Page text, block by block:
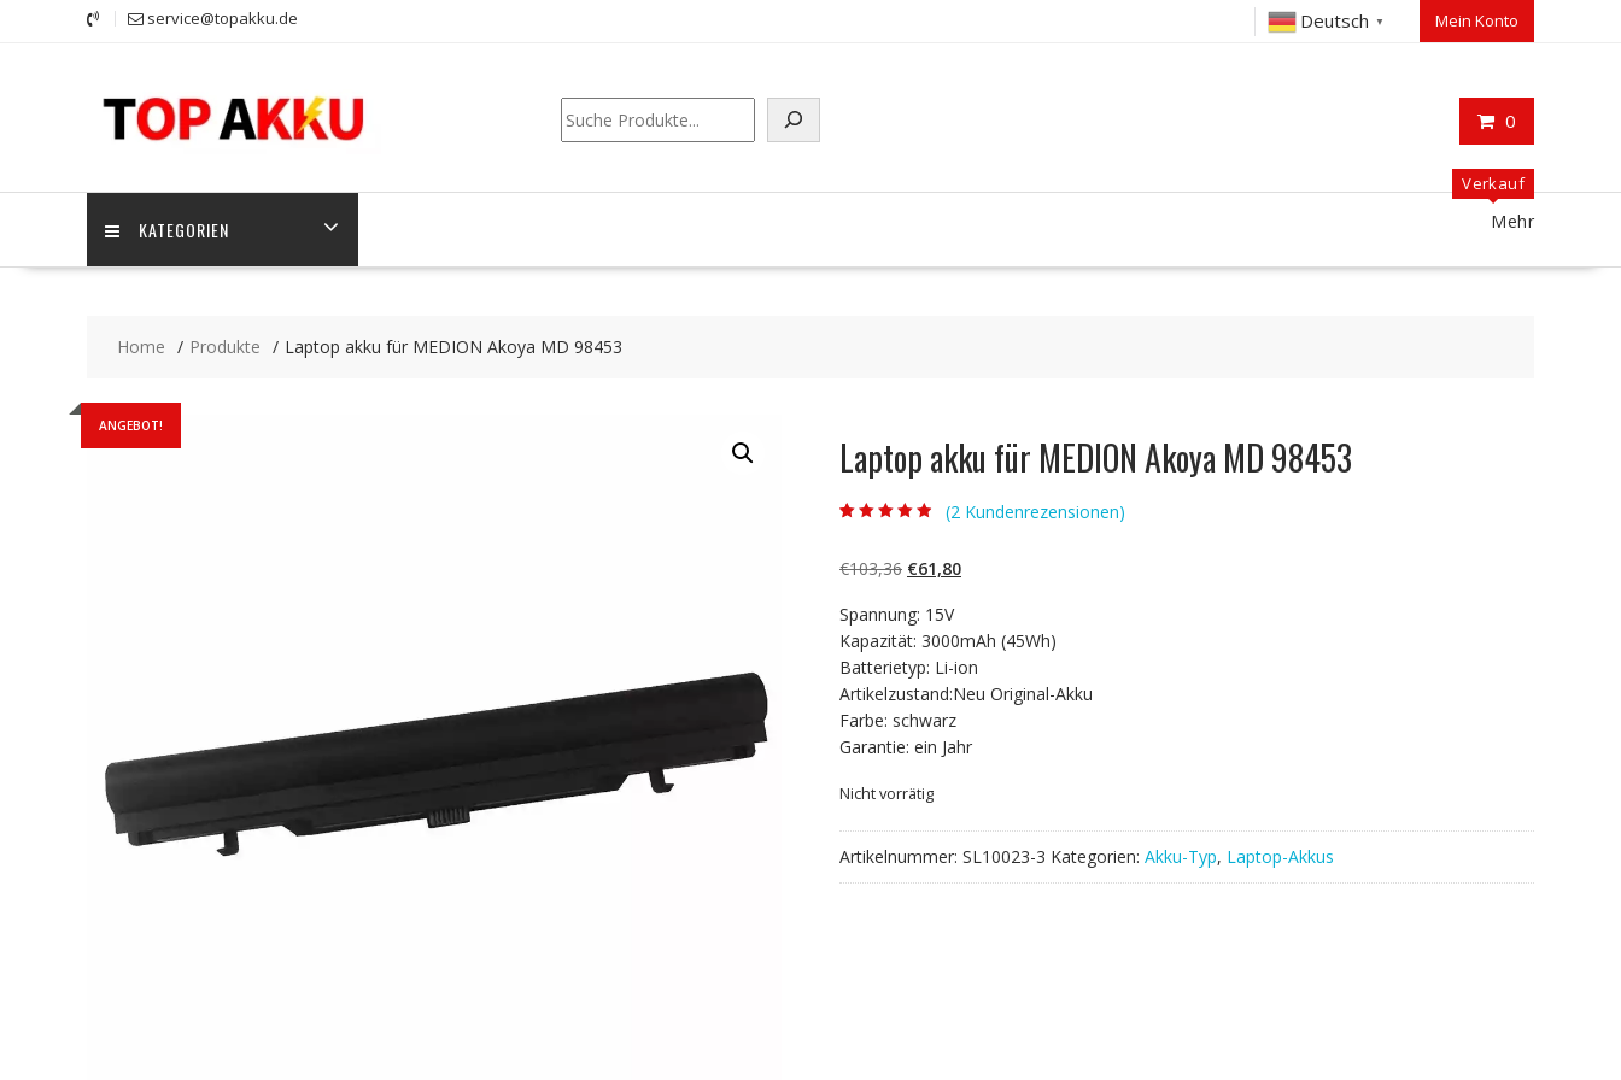
service@topakku.de Deutsch ▼ Mein Konto
0
Suchen
KATEGORIEN
Verkauf
Mehr
Home Produkte Laptop akku für MEDION Akoya MD 98453
ANGEBOT!
Laptop akku für MEDION Akoya MD 98453
basierend auf
Kundenbewert
(2 Kundenrezensionen)
€103,36 Ursprünglicher
war:
€103,36
€61,80Aktueller
€61,80.
Spannung: 15V
Kapazität: 3000mAh (45Wh)
Batterietyp: Li-ion
Artikelzustand:Neu Original-Akku
Farbe: schwarz
Garantie: ein Jahr
Nicht vorrätig
Artikelnummer: SL10023-3 Kategorien: Akku-Typ, Laptop-Akkus